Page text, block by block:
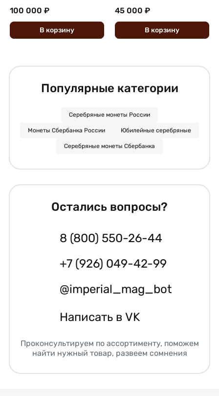
100 000 ₽
В корзину
45 000 ₽
В корзину
Популярные категории
Серебряные монеты России
Монеты Сбербанка России Юбилейные серебряные
Серебряные монеты Сбербанка
Остались вопросы?
8 (800) 550-26-44
+7 (926) 049-42-99
@imperial_mag_bot
Написать в VK
Проконсультируем по ассортименту, поможем
найти нужный товар, развеем сомнения